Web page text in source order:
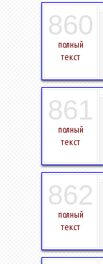
860
полный
текст
861
полный
текст
862
полный
текст